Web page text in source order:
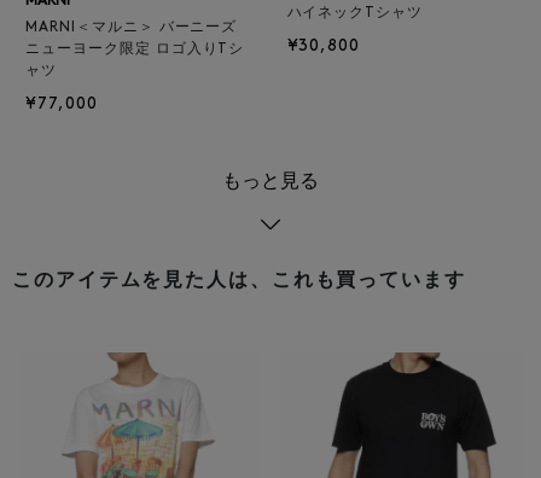
MARNI＜マルニ＞ バーニーズ
ニューヨーク限定 ロゴ入りTシ
ャツ
¥77,000
ハイネックTシャツ
¥30,800
もっと見る
このアイテムを見た人は、これも買っています